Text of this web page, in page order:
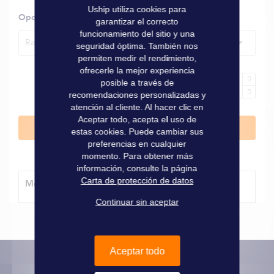
Opciones
Racor macho 1”1/2 para tubo Ø 38 mm, recto
Añadir al carrito
Método de entrega
Uship utiliza cookies para
garantizar el correcto
funcionamiento del sitio y una
seguridad óptima. También nos
permiten medir el rendimiento,
ofrecerle la mejor experiencia
posible a través de
recomendaciones personalizadas y
atención al cliente. Al hacer clic en
Aceptar todo, acepta el uso de
estas cookies. Puede cambiar sus
preferencias en cualquier
momento. Para obtener más
información, consulte la página
Carta de protección de datos
Continuar sin aceptar
Aceptar todo